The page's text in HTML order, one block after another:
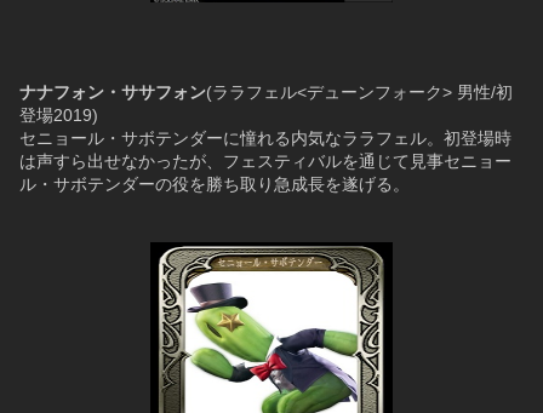
ナナフォン・ササフォン(ララフェル<デューンフォーク> 男性/初
登場2019)
セニョール・サボテンダーに憧れる内気なララフェル。初登場時
は声すら出せなかったが、フェスティバルを通じて見事セニョー
ル・サボテンダーの役を勝ち取り急成長を遂げる。